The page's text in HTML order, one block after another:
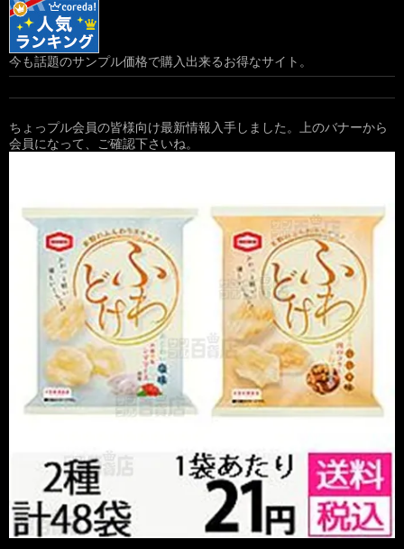
今も話題のサンプル価格で購入出来るお得なサイト。
ちょっプル会員の皆様向け最新情報入手しました。上のバナーから
会員になって、ご確認下さいね。